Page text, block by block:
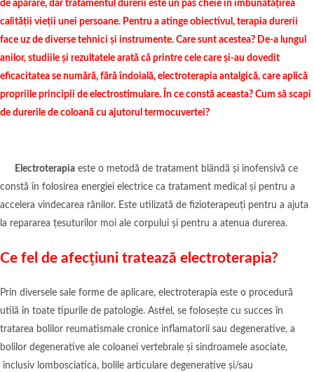
de apărare, dar tratamentul durerii este un pas cheie în îmbunătățirea
calității vieții unei persoane. Pentru a atinge obiectivul, terapia durerii
face uz de diverse tehnici și instrumente. Care sunt acestea? De-a lungul
anilor, studiile și rezultatele arată că printre cele care și-au dovedit
eficacitatea se numără, fără îndoială, electroterapia antalgică, care aplică
propriile principii de electrostimulare. În ce constă aceasta? Cum să scapi
de durerile de coloană cu ajutorul termocuvertei?
Electroterapia este o metodă de tratament blândă și inofensivă ce
constă în folosirea energiei electrice ca tratament medical și pentru a
accelera vindecarea rănilor. Este utilizată de fizioterapeuți pentru a ajuta
la repararea țesuturilor moi ale corpului și pentru a atenua durerea.
Ce fel de afecțiuni tratează electroterapia?
Prin diversele sale forme de aplicare, electroterapia este o procedură
utilă în toate tipurile de patologie. Astfel, se folosește cu succes în
tratarea bolilor reumatismale cronice inflamatorii sau degenerative, a
bolilor degenerative ale coloanei vertebrale şi sindroamele asociate,
inclusiv lombosciatica, bolile articulare degenerative şi/sau